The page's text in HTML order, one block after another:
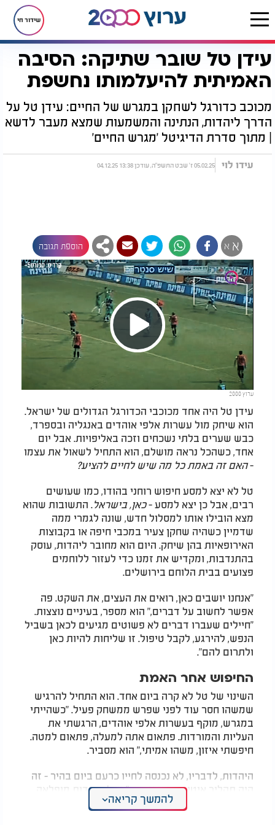
שידור חי
דף הבית יהדות ערוץ 2000 סדרות הדיגיטל של ערוץ 2000 מגרש החיים עידן טל שובר שתיקה: הסיבה האמיתית להיעלמותו נחשפת
עידן טל שובר שתיקה: הסיבה
האמיתית להיעלמותו נחשפת
מכוכב כדורגל לשחקן במגרש של החיים: עידן טל על
הדרך ליהדות, הנתינה והמשמעות שמצא מעבר לדשא
| מתוך סדרת הדיגיטל 'מגרש החיים'
עידו לוי 05.02.25 ז' שבט התשפ"ה, עודכן 13:38 04.12.25
א א הוספת תגובה
Play
Video
ערוץ 2000
עידן טל היה אחד מכוכבי הכדורגל הגדולים של ישראל.
הוא שיחק מול עשרות אלפי אוהדים באנגליה ובספרד,
כבש שערים בלתי נשכחים וזכה באליפויות. אבל יום
אחד, כשהכל נראה מושלם, הוא התחיל לשאול את עצמו
-האם זה באמת כל מה שיש לחיים להציע?
טל לא יצא למסע חיפוש רוחני בהודו, כמו שעושים
רבים, אבל כן יצא למסע -כאן, בישראל. התשובות שהוא
מצא הובילו אותו למסלול חדש, שונה לגמרי ממה
שדמיין כשהיה שחקן צעיר במכבי חיפה או בקבוצות
האירופאיות בהן שיחק. היום הוא מחובר ליהדות, עוסק
בהתנדבות, ומקדיש את זמנו כדי לעזור ללוחמים
פצועים בבית הלוחם בירושלים.
"אנחנו יושבים כאן, רואים את העצים, את השקט. פה
אפשר לחשוב על דברים," הוא מספר, בעיניים נוצצות.
"חיילים שעברו דברים לא פשוטים מגיעים לכאן בשביל
הנפש, להירגע, לקבל טיפול. זו שליחות להיות כאן
ולתרום להם".
החיפוש אחר האמת
השינוי של טל לא קרה ביום אחד. הוא התחיל להרגיש
שמשהו חסר עוד לפני שפרש ממשחק פעיל. "כשהייתי
במגרש, מוקף בעשרות אלפי אוהדים, הרגשתי את
העליות והמורדות. פתאום אתה למעלה, פתאום למטה.
חיפשתי איזון, משהו אמיתי," הוא מסביר.
היהדות, לדבריו, לא נכנסה לחייו כרעם ביום בהיר - זה
היה תהליך איטי, כמעט טבעי. "יש לנו יהדות מופלאה,
עמוקה, וצריך ללמוד אותה כדי להבין כמה היא מיוחדת,"
להמשך קריאה